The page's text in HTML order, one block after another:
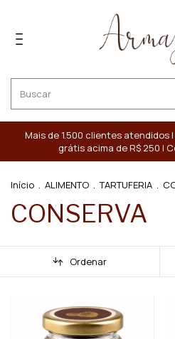
Mais de 1.500 clientes atendidos
grátis acima de R$ 250 |
Início . ALIMENTO . TARTUFERIA .
CONSERVA
Ordenar